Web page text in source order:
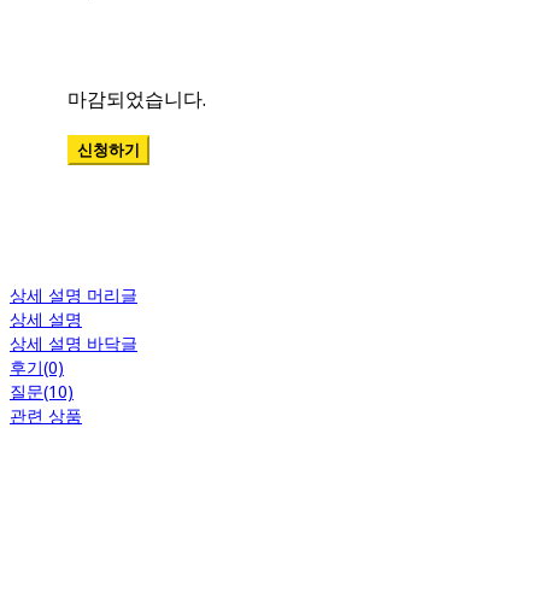
상세 설명 머리글
상세 설명
상세 설명 바닥글
후기(0)
질문(10)
관련 상품